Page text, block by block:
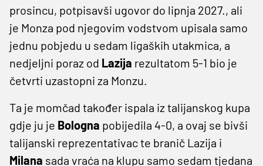
prosincu, potpisavši ugovor do lipnja 2027., ali
je Monza pod njegovim vodstvom upisala samo
jednu pobjedu u sedam ligaških utakmica, a
nedjeljni poraz od Lazija rezultatom 5-1 bio je
četvrti uzastopni za Monzu.
Ta je momčad također ispala iz talijanskog kupa
gdje ju je Bologna pobijedila 4-0, a ovaj se bivši
talijanski reprezentativac te branič Lazija i
Milana sada vraća na klupu samo sedam tjedana